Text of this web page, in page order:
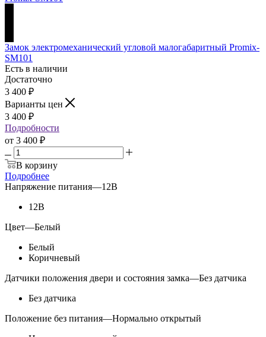
Замок электромеханический угловой малогабаритный Promix-
SM101
Есть в наличии
Достаточно
3 400 ₽
Варианты цен
3 400 ₽
Подробности
от 3 400 ₽
В корзину
Подробнее
Напряжение питания—12В
12В
Цвет—Белый
Белый
Коричневый
Датчики положения двери и состояния замка—Без датчика
Без датчика
Положение без питания—Нормально открытый